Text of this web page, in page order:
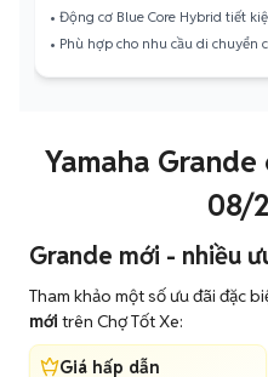
Grande 2016
Grande 2015
• Động cơ Blue Core Hybrid tiết
• Phù hợp cho nhu cầu di chuyển
Yamaha
08/
Grande mới - nhiều
Tham khảo một số ưu đãi đặc
mới trên Chợ Tốt Xe:
Giá hấp dẫn